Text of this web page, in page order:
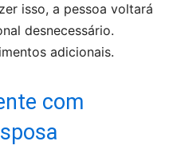
isso, a pessoa voltará
desnecessário.
adicionais.
com